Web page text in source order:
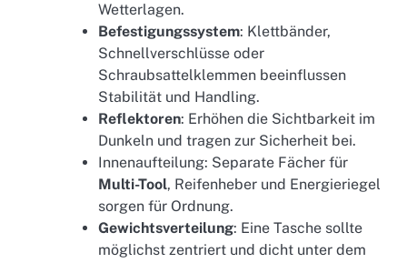
Wetterlagen.
Befestigungssystem: Klettbänder,
Schnellverschlüsse oder
Schraubsattelklemmen beeinflussen
Stabilität und Handling.
Reflektoren: Erhöhen die Sichtbarkeit im
Dunkeln und tragen zur Sicherheit bei.
Innenaufteilung: Separate Fächer für
Multi-Tool, Reifenheber und Energieriegel
sorgen für Ordnung.
Gewichtsverteilung: Eine Tasche sollte
möglichst zentriert und dicht unter dem